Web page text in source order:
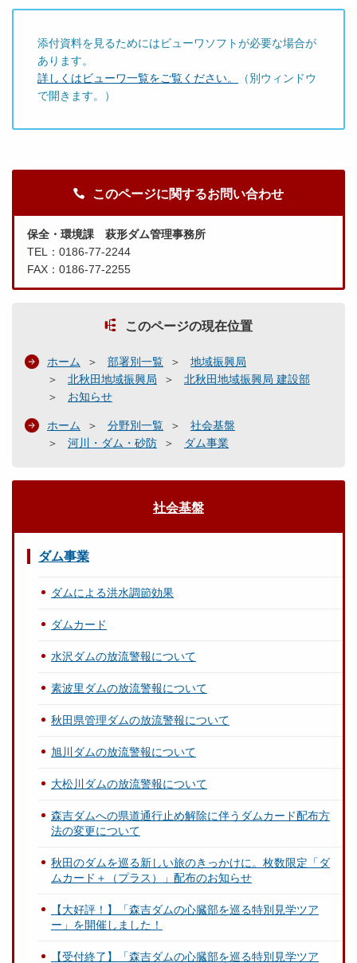
添付資料を見るためにはビューワソフトが必要な場合が
あります。
詳しくはビューワ一覧をご覧ください。
（別ウィンドウ
で開きます。）
このページに関するお問い合わせ
保全・環境課 萩形ダム管理事務所
TEL：0186-77-2244
FAX：0186-77-2255
このページの現在位置
ホーム 部署別一覧
地域振興局
北秋田地域振興局
北秋田地域振興局 建設部
お知らせ
ホーム 分野別一覧
社会基盤
河川・ダム・砂防
ダム事業
社会基盤
ダム事業
ダムによる洪水調節効果
ダムカード
水沢ダムの放流警報について
素波里ダムの放流警報について
秋田県管理ダムの放流警報について
旭川ダムの放流警報について
大松川ダムの放流警報について
森吉ダムへの県道通行止め解除に伴うダムカード配布方
法の変更について
秋田のダムを巡る新しい旅のきっかけに。枚数限定「ダ
ムカード＋（プラス）」配布のお知らせ
【大好評！】「森吉ダムの心臓部を巡る特別見学ツア
ー」を開催しました！
【受付終了】「森吉ダムの心臓部を巡る特別見学ツア